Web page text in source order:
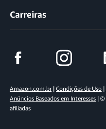
Carreiras
Amazon.com.br| Condições de Uso |
Anúncios Baseados em Interesses | ©
afiliadas